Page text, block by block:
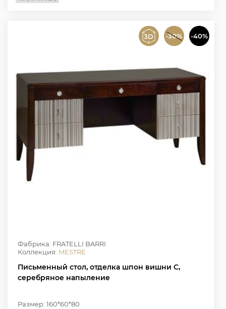
-30% -40%
Фабрика: FRATELLI BARRI
Коллекция: MESTRE
Письменный стол, отделка шпон вишни C,
серебряное напыление
Размер: 160*60*80